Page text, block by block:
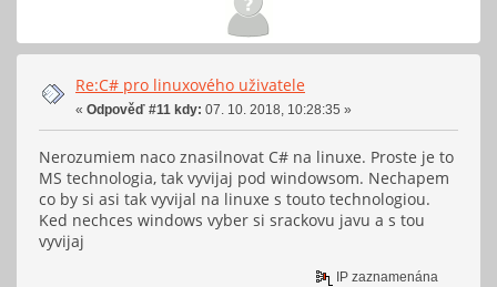
Re:C# pro linuxového uživatele
« Odpověď #11 kdy: 07. 10. 2018, 10:28:35 »
Nerozumiem naco znasilnovat C# na linuxe. Proste je to
MS technologia, tak vyvijaj pod windowsom. Nechapem
co by si asi tak vyvijal na linuxe s touto technologiou.
Ked nechces windows vyber si srackovu javu a s tou
vyvijaj
IP zaznamenána